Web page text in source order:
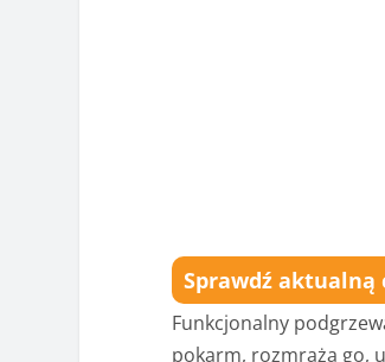
Sprawdź aktualną
Funkcjonalny
pokarm, rozmraża go,